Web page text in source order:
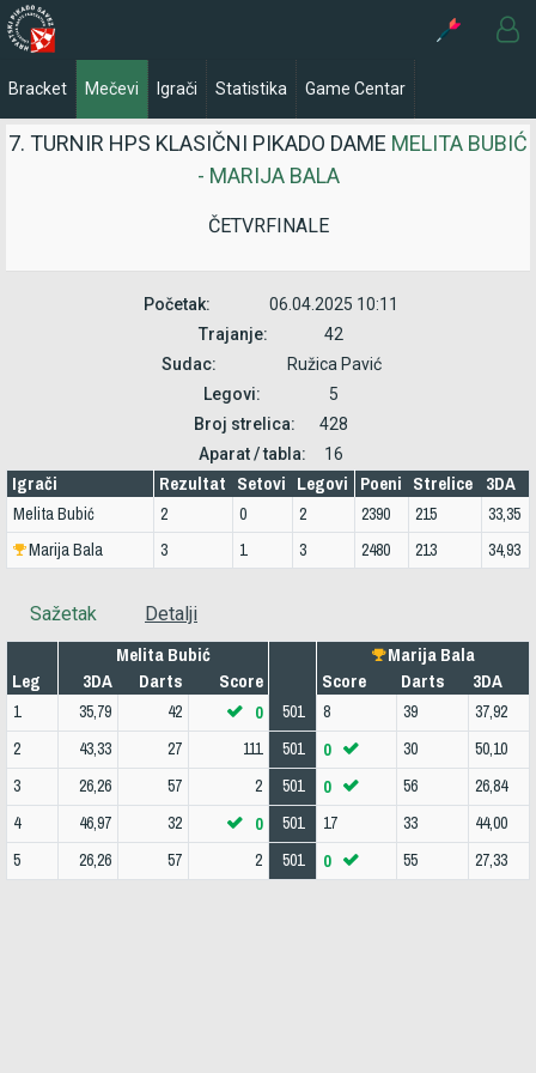
Bracket Mečevi Igrači Statistika Game Centar
7. TURNIR HPS KLASIČNI PIKADO DAME MELITA BUBIĆ
- MARIJA BALA
ČETVRFINALE
Početak:
06.04.2025 10:11
Trajanje:
42
Sudac:
Ružica Pavić
Legovi:
5
Broj strelica:
428
Aparat / tabla:
16
Igrači Rezultat Setovi Legovi Poeni Strelice 3DA
Melita Bubić 2 0 2 2390 215
33,35
Marija Bala
3 1 3 2480 213 34,93
Sažetak Detalji
Melita Bubić
Marija Bala
Leg
3DA Darts Score Score Darts 3DA
1 35,79 42 0 501 8 39
37,92
2
43,33 27 111 501 0 30
50,10
3
26,26 57 2 501 0 56
26,84
4
46,97 32 0 501 17 33
44,00
5
26,26 57 2 501 0 55 27,33